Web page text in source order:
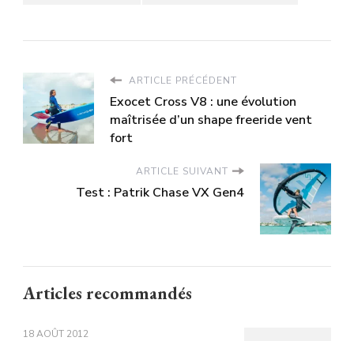
ARTICLE PRÉCÉDENT
Exocet Cross V8 : une évolution
maîtrisée d’un shape freeride vent
fort
ARTICLE SUIVANT
Test : Patrik Chase VX Gen4
Articles recommandés
18 AOÛT 2012